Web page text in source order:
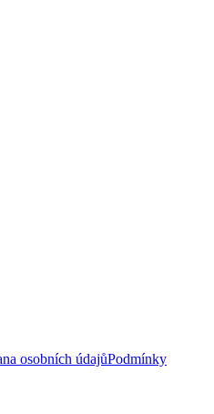
osobních údajůPodmínky